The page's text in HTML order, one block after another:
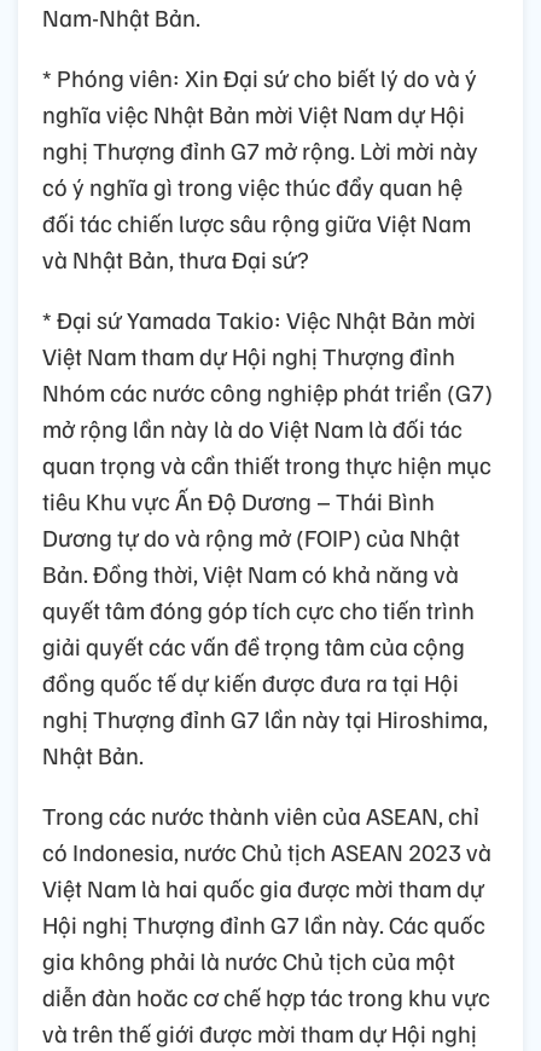
Nam-Nhật Bản.
* Phóng viên: Xin Đại sứ cho biết lý do và ý
nghĩa việc Nhật Bản mời Việt Nam dự Hội
nghị Thượng đỉnh G7 mở rộng. Lời mời này
có ý nghĩa gì trong việc thúc đẩy quan hệ
đối tác chiến lược sâu rộng giữa Việt Nam
và Nhật Bản, thưa Đại sứ?
* Đại sứ Yamada Takio: Việc Nhật Bản mời
Việt Nam tham dự Hội nghị Thượng đỉnh
Nhóm các nước công nghiệp phát triển (G7)
mở rộng lần này là do Việt Nam là đối tác
quan trọng và cần thiết trong thực hiện mục
tiêu Khu vực Ấn Độ Dương – Thái Bình
Dương tự do và rộng mở (FOIP) của Nhật
Bản. Đồng thời, Việt Nam có khả năng và
quyết tâm đóng góp tích cực cho tiến trình
giải quyết các vấn đề trọng tâm của cộng
đồng quốc tế dự kiến được đưa ra tại Hội
nghị Thượng đỉnh G7 lần này tại Hiroshima,
Nhật Bản.
Trong các nước thành viên của ASEAN, chỉ
có Indonesia, nước Chủ tịch ASEAN 2023 và
Việt Nam là hai quốc gia được mời tham dự
Hội nghị Thượng đỉnh G7 lần này. Các quốc
gia không phải là nước Chủ tịch của một
diễn đàn hoăc cơ chế hợp tác trong khu vực
và trên thế giới được mời tham dự Hội nghị